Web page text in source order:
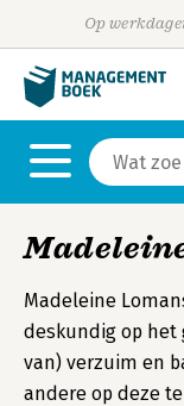
Op
Madeleine
deskundig op het
van) verzuim en
andere op deze